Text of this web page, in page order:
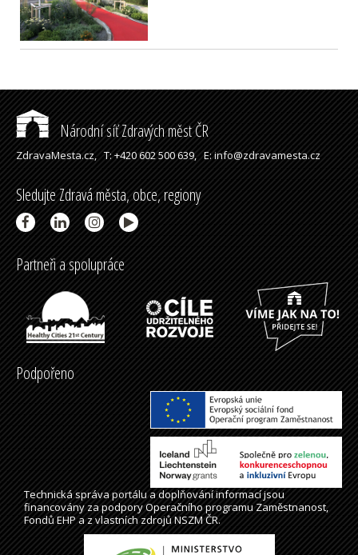
Národní síť Zdravých měst ČR
ZdravaMesta.cz,T: +420 602 500 639,E: info@zdravamesta.cz
Sledujte Zdravá města, obce, regiony
Partneři a spolupráce
Podpořeno
Technická správaportálua doplňování informací jsou
financovány za podpory Operačního programu Zaměstnanost,
Fondů EHP a z vlastních zdrojů NSZM ČR.